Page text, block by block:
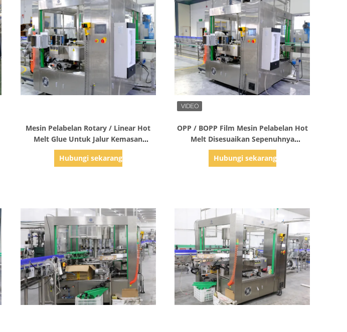
Mesin Pelabelan Rotary / Linear Hot
Melt Glue Untuk Jalur Kemasan
Minuman Cair
Hubungi sekarang
OPP / BOPP Film Mesin Pelabelan Hot
Melt Disesuaikan Sepenuhnya
Otomatis
Hubungi sekarang